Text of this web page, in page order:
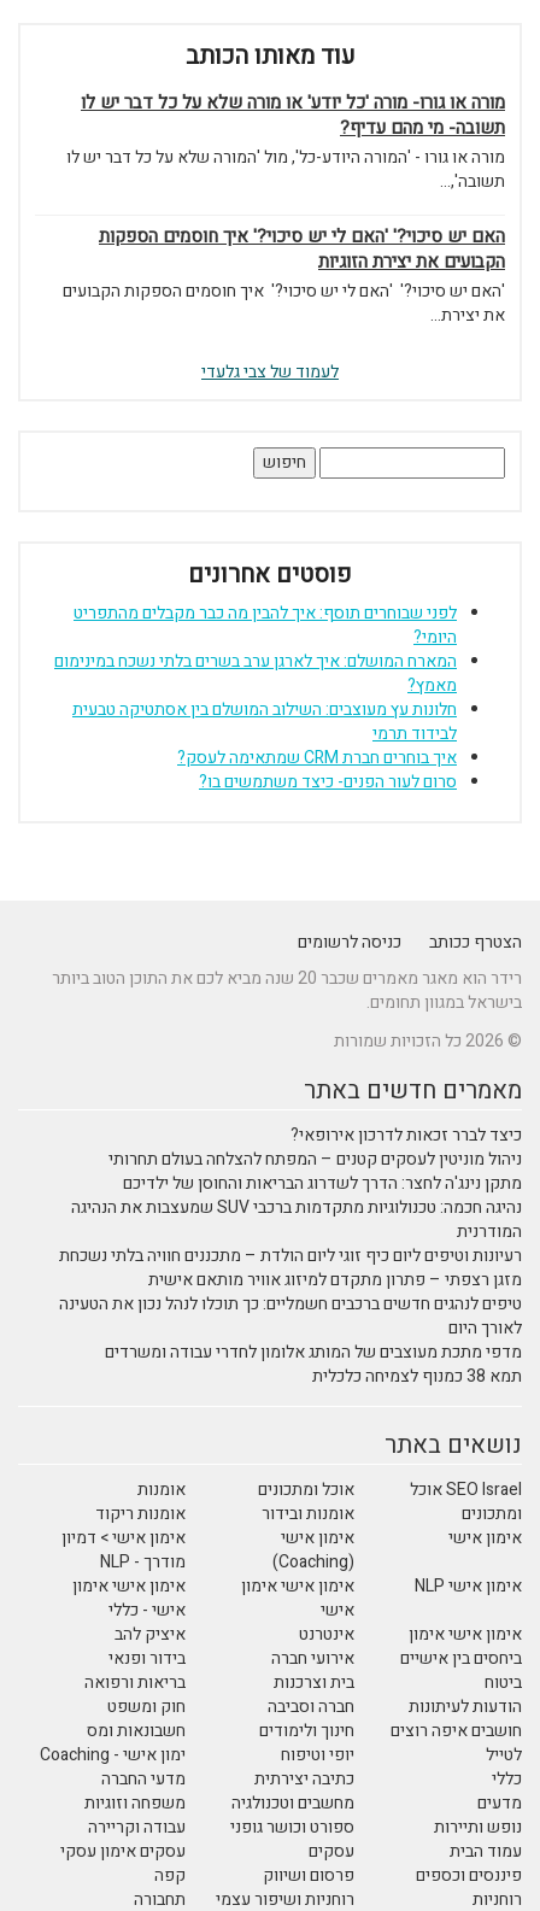
עוד מאותו הכותב
מורה או גורו- מורה 'כל יודע' או מורה שלא על כל דבר יש לו
תשובה- מי מהם עדיף?
מורה או גורו - 'המורה היודע-כל', מול 'המורה שלא על כל דבר יש לו
תשובה',...
האם יש סיכוי?' 'האם לי יש סיכוי?' איך חוסמים הספקות
הקבועים את יצירת הזוגיות
'האם יש סיכוי?' 'האם לי יש סיכוי?' איך חוסמים הספקות הקבועים
את יצירת...
לעמוד של צבי גלעדי
פוסטים אחרונים
לפני שבוחרים תוסף: איך להבין מה כבר מקבלים מהתפריט
היומי?
המארח המושלם: איך לארגן ערב בשרים בלתי נשכח במינימום
מאמץ?
חלונות עץ מעוצבים: השילוב המושלם בין אסתטיקה טבעית
לבידוד תרמי
איך בוחרים חברת CRM שמתאימה לעסק?
סרום לעור הפנים- כיצד משתמשים בו?
הצטרף ככותב
כניסה לרשומים
רידר הוא מאגר מאמרים שכבר 20 שנה מביא לכם את התוכן הטוב ביותר
בישראל במגוון תחומים.
© 2026 כל הזכויות שמורות
מאמרים חדשים באתר
כיצד לברר זכאות לדרכון אירופאי?
ניהול מוניטין לעסקים קטנים – המפתח להצלחה בעולם תחרותי
מתקן נינג'ה לחצר: הדרך לשדרוג הבריאות והחוסן של ילדיכם
נהיגה חכמה: טכנולוגיות מתקדמות ברכבי SUV שמעצבות את הנהיגה
המודרנית
רעיונות וטיפים ליום כיף זוגי ליום הולדת – מתכננים חוויה בלתי נשכחת
מזגן רצפתי – פתרון מתקדם למיזוג אוויר מותאם אישית
טיפים לנהגים חדשים ברכבים חשמליים: כך תוכלו לנהל נכון את הטעינה
לאורך היום
מדפי מתכת מעוצבים של המותג אלומון לחדרי עבודה ומשרדים
תמא 38 כמנוף לצמיחה כלכלית
נושאים באתר
SEO Israel אוכל
ומתכונים
אוכל ומתכונים
אומנות
אומנות ובידור
אומנות ריקוד
אימון אישי
אימון אישי
(Coaching)
אימון אישי > דמיון
מודרך - NLP
אימון אישי NLP
אימון אישי אימון
אישי
אימון אישי אימון
אישי - כללי
אימון אישי אימון
ביחסים בין אישיים
אינטרנט
איציק להב
אירועי חברה
בידור ופנאי
ביטוח
בית וצרכנות
בריאות ורפואה
הודעות לעיתונות
חברה וסביבה
חוק ומשפט
חושבים איפה רוצים
לטייל
חינוך ולימודים
חשבונאות ומס
יופי וטיפוח
ימון אישי - Coaching
כללי
כתיבה יצירתית
מדעי החברה
מדעים
מחשבים וטכנולגיה
משפחה וזוגיות
נופש ותיירות
ספורט וכושר גופני
עבודה וקריירה
עמוד הבית
עסקים
עסקים אימון עסקי
פיננסים וכספים
פרסום ושיווק
קפה
רוחניות
רוחניות ושיפור עצמי תחבורה